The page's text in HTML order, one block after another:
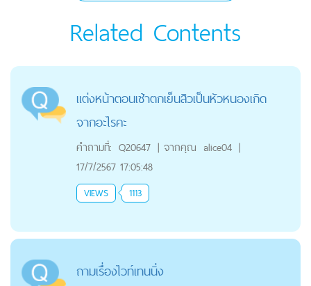
Related Contents
แต่งหน้าตอนเช้าตกเย็นสิวเป็นหัวหนองเกิด
จากอะไรคะ
คำถามที่: Q20647 | จากคุณ alice04 |
17/7/2567 17:05:48
VIEWS 1113
ถามเรื่องไวท์เทนนิ่ง